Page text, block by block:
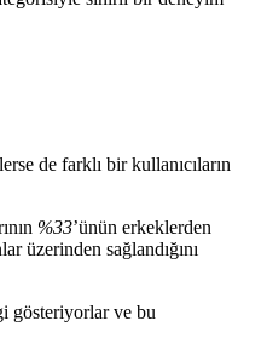
de farklı bir kullanıcıların
%33’ünün erkeklerden
üzerinden sağlandığını
gösteriyorlar ve bu